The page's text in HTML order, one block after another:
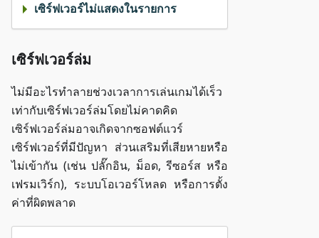
เซิร์ฟเวอร์ไม่แสดงในรายการ
เซิร์ฟเวอร์ล่ม
ไม่มีอะไรทำลายช่วงเวลาการเล่นเกมได้เร็ว
เท่ากับเซิร์ฟเวอร์ล่มโดยไม่คาดคิด
เซิร์ฟเวอร์ล่มอาจเกิดจากซอฟต์แวร์
เซิร์ฟเวอร์ที่มีปัญหา ส่วนเสริมที่เสียหายหรือ
ไม่เข้ากัน (เช่น ปลั๊กอิน, ม็อด, รีซอร์ส หรือ
เฟรมเวิร์ก), ระบบโอเวอร์โหลด หรือการตั้ง
ค่าที่ผิดพลาด